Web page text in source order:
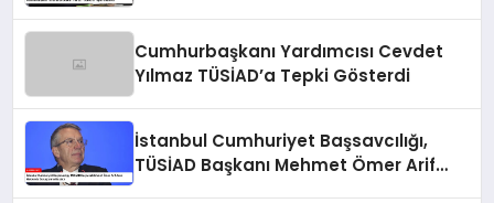
Cumhurbaşkanı Yardımcısı Cevdet
Yılmaz TÜSİAD’a Tepki Gösterdi
İstanbul Cumhuriyet Başsavcılığı,
TÜSİAD Başkanı Mehmet Ömer Arif